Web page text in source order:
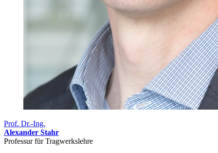
Prof. Dr.-Ing.
Alexander Stahr
Professur für Tragwerkslehre